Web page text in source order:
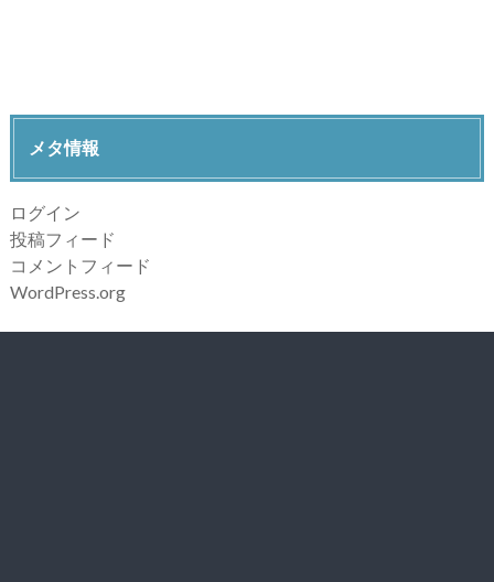
メタ情報
ログイン
投稿フィード
コメントフィード
WordPress.org